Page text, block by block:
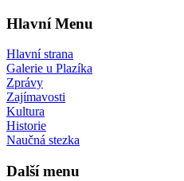
Hlavní Menu
Hlavní strana
Galerie u Plazíka
Zprávy
Zajímavosti
Kultura
Historie
Naučná stezka
Další menu